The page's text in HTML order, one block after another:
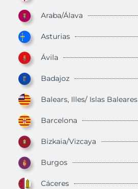
Araba/Álava
Asturias
Ávila
Badajoz
Balears, Illes/ Islas Baleares
Barcelona
Bizkaia/Vizcaya
Burgos
Cáceres